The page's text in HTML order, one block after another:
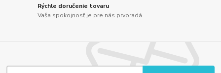
Rýchle doručenie tovaru
Vaša spokojnosť je pre nás prvoradá